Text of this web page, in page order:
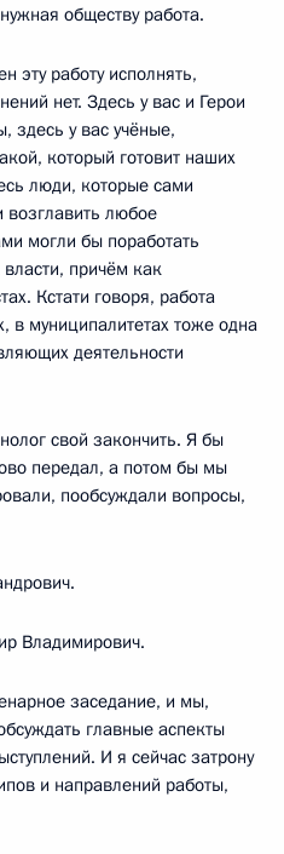
обществу работа.
эту работу исполнять,
нет. Здесь у вас и Герои
здесь у вас учёные,
который готовит наших
люди, которые сами
возглавить любое
могли бы поработать
причём как
Кстати говоря, работа
в муниципалитетах тоже одна
деятельности
свой закончить. Я бы
передал, а потом бы мы
пообсуждали вопросы,
Владимирович.
заседание, и мы,
главные аспекты
И я сейчас затрону
и направлений работы,